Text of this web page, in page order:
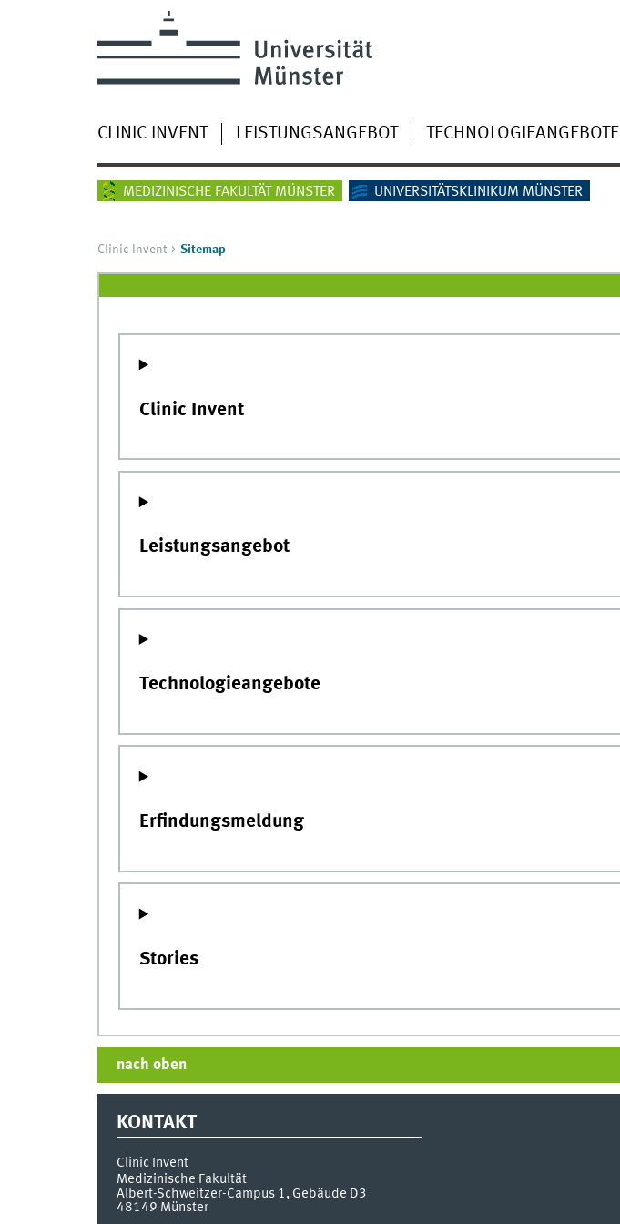
CLINIC INVENT LEISTUNGSANGEBOT TECHNOLOGIEANGEBOTE
MEDIZINISCHE FAKULTÄT MÜNSTER UNIVERSITÄTSKLINIKUM MÜNSTER
Clinic Invent Sitemap
Clinic Invent
Leistungsangebot
Technologieangebote
Erfindungsmeldung
Stories
nach oben
KONTAKT
Clinic Invent
Medizinische Fakultät
Albert-Schweitzer-Campus 1, Gebäude D3
48149 Münster